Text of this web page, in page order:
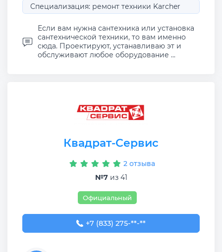
Специализация: ремонт техники Karcher
Если вам нужна сантехника или установка
сантехнической техники, то вам именно
сюда. Проектируют, устанавливаю эт и
обслуживают любое оборудование ...
Квадрат-Сервис
2 отзыва
№7из 41
Официальный
+7 (833) 275-45-55
+7 (833) 275-**-**